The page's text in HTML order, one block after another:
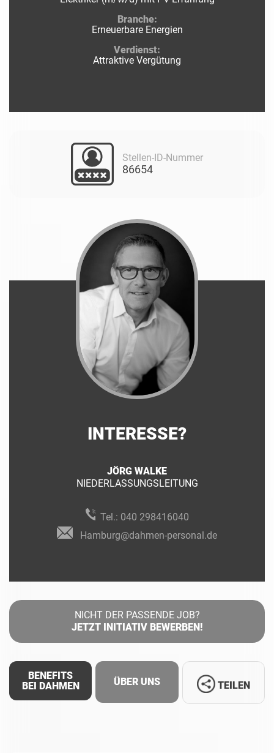
Branche:
Erneuerbare Energien
Verdienst:
Attraktive Vergütung
Stellen-ID-Nummer
86654
INTERESSE?
JÖRG WALKE
NIEDERLASSUNGSLEITUNG
Tel.: 040 298416040
Hamburg@dahmen-personal.de
NICHT DER PASSENDE JOB?
JETZT INITIATIV BEWERBEN!
BENEFITS
BEI DAHMEN
ÜBER UNS TEILEN